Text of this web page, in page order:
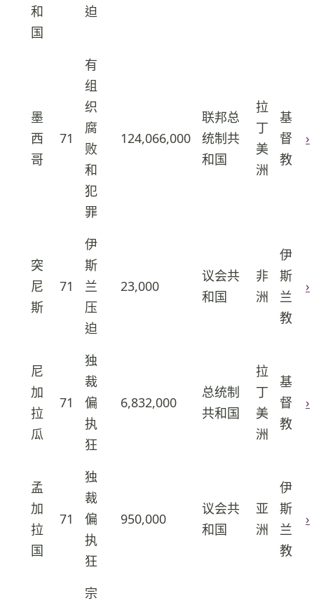
和
国
迫
墨
西
哥
71
有
组
织
腐
败
和
犯
罪
124,066,000
联邦总
统制共
和国
拉
丁
美
洲
基
督
教
›
突
尼
斯
71
伊
斯
兰
压
迫
23,000
议会共
和国
非
洲
伊
斯
兰
教
›
尼
加
拉
瓜
71
独
裁
偏
执
狂
6,832,000
总统制
共和国
拉
丁
美
洲
基
督
教
›
孟
加
拉
国
71
独
裁
偏
执
狂
950,000
议会共
和国
亚
洲
伊
斯
兰
教
›
宗